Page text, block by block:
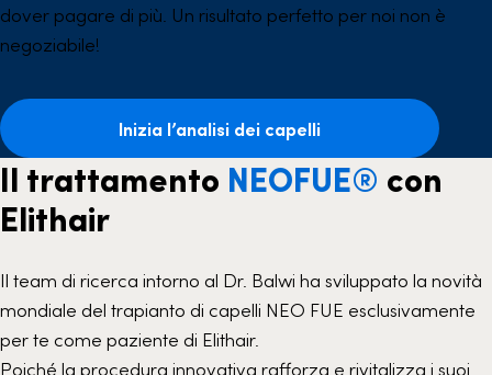
dover pagare di più. Un risultato perfetto per noi non è
negoziabile!
Inizia l’analisi dei capelli
Il trattamento NEOFUE® con
Elithair
Il team di ricerca intorno al Dr. Balwi ha sviluppato la novità
mondiale del trapianto di capelli NEO FUE esclusivamente
per te come paziente di Elithair.
Poiché la procedura innovativa rafforza e rivitalizza i suoi